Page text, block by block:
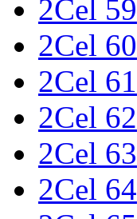
2Cel 59
2Cel 60
2Cel 61
2Cel 62
2Cel 63
2Cel 64